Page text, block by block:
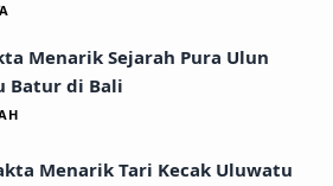
Menarik Sejarah Pura Ulun
Batur di Bali
Menarik Tari Kecak Uluwatu